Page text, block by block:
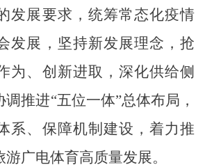
发展要求，统筹常态化疫情
发展，坚持新发展理念，抢
为、创新进取，深化供给侧
调推进“五位一体”总体布局，
系、保障机制建设，着力推
广电体育高质量发展。